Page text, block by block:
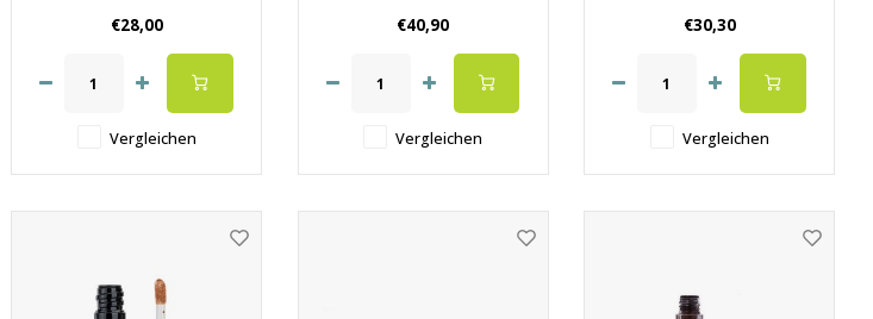
€28,00
Vergleichen
Augen-Make-up geeignet
€40,90
Vergleichen
PCA
✔️ Fixiert das Make-up
€30,30
Vergleichen